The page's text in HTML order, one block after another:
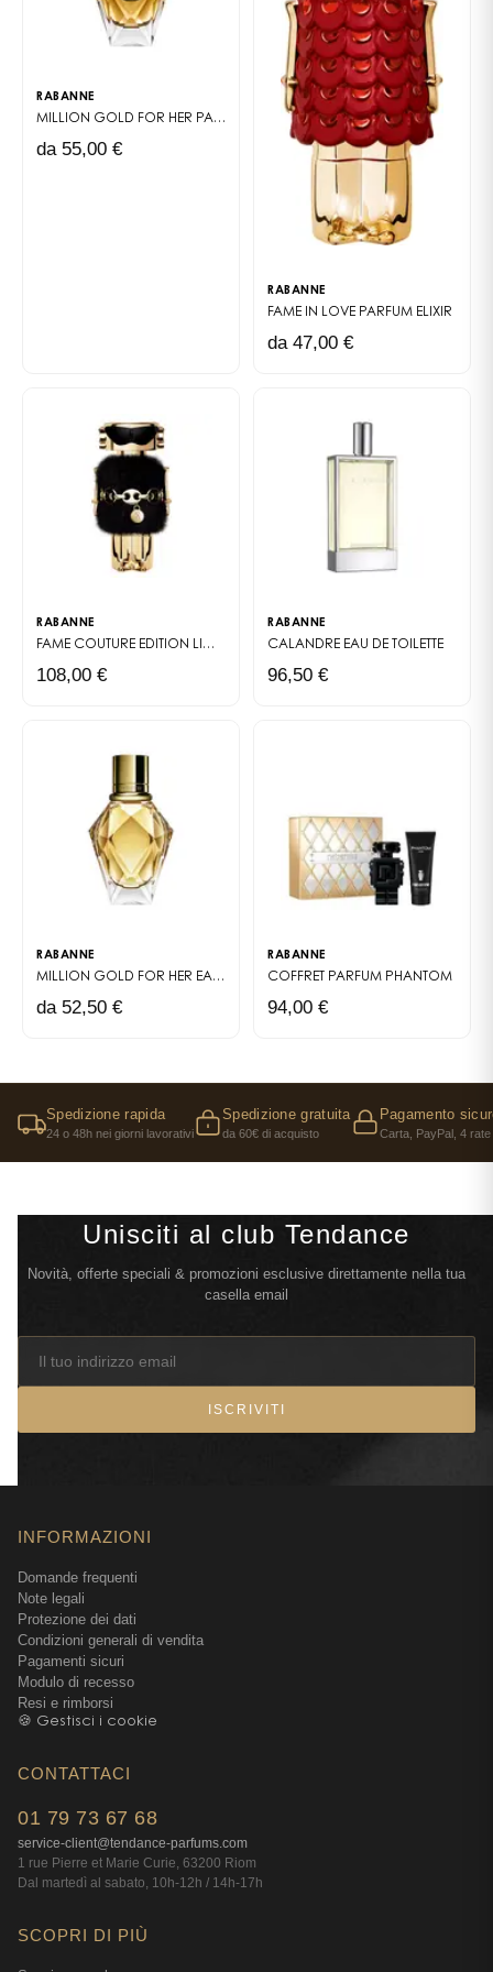
RABANNE
MILLION GOLD FOR HER PARFUM
da 55,00 €
RABANNE
FAME IN LOVE PARFUM ELIXIR
da 47,00 €
RABANNE
FAME COUTURE EDITION LIMITÉE EAU DE PARFUM
108,00 €
RABANNE
CALANDRE EAU DE TOILETTE
96,50 €
RABANNE
MILLION GOLD FOR HER EAU DE PARFUM
da 52,50 €
RABANNE
COFFRET PARFUM PHANTOM
94,00 €
Spedizione rapida
24 o 48h nei giorni lavorativi
Spedizione gratuita
da 60€ di acquisto
Pagamento
Carta, PayPal, 4
Unisciti al club Tendance
Novità, offerte speciali & promozioni esclusive direttamente nella tua
casella email
ISCRIVITI
INFORMAZIONI
Domande frequenti
Note legali
Protezione dei dati
Condizioni generali di vendita
Pagamenti sicuri
Modulo di recesso
Resi e rimborsi
🍪 Gestisci i cookie
CONTATTACI
01 79 73 67 68
service-client@tendance-parfums.com
1 rue Pierre et Marie Curie, 63200 Riom
Dal martedì al sabato, 10h-12h / 14h-17h
SCOPRI DI PIÙ